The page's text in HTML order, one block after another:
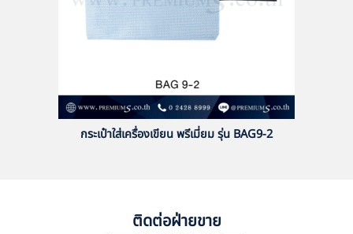
กระเป๋าใส่เครื่องเขียน พรีเมี่ยม รุ่น BAG9-2
ติดต่อฝ่ายขาย